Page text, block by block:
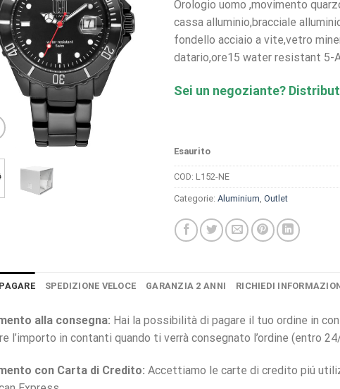
Orologio uomo ,movimento
cassa alluminio,bracciale
fondello acciaio a vite,vetro
datario,ore15 water resistant 5-
Sei un negoziante?
Esaurito
COD: L152-NE
Categorie: Aluminium, Outlet
SPEDIZIONE VELOCE GARANZIA 2 ANNI RICHIEDI
alla consegna: Hai la possibilità di pagare il tuo ordine in
l’importo in contanti quando ti verrà consegnato l’ordine (entro
con Carta di Credito: Accettiamo le carte di credito piú